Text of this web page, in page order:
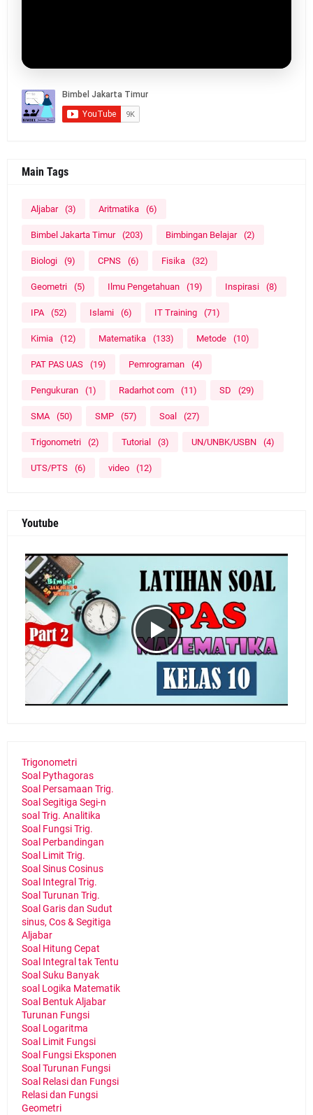
Main Tags
Aljabar (3) Aritmatika (6)
Bimbel Jakarta Timur (203) Bimbingan Belajar (2)
Biologi (9) CPNS (6) Fisika (32)
Geometri (5) Ilmu Pengetahuan (19) Inspirasi (8)
IPA (52) Islami (6) IT Training (71)
Kimia (12) Matematika (133) Metode (10)
PAT PAS UAS (19) Pemrograman (4)
Pengukuran (1) Radarhot com (11) SD (29)
SMA (50) SMP (57) Soal (27)
Trigonometri (2) Tutorial (3) UN/UNBK/USBN (4)
UTS/PTS (6) video (12)
Youtube
Trigonometri
Soal Pythagoras
Soal Persamaan Trig.
Soal Segitiga Segi-n
soal Trig. Analitika
Soal Fungsi Trig.
Soal Perbandingan
Soal Limit Trig.
Soal Sinus Cosinus
Soal Integral Trig.
Soal Turunan Trig.
Soal Garis dan Sudut
sinus, Cos & Segitiga
Aljabar
Soal Hitung Cepat
Soal Integral tak Tentu
Soal Suku Banyak
soal Logika Matematik
Soal Bentuk Aljabar
Turunan Fungsi
Soal Logaritma
Soal Limit Fungsi
Soal Fungsi Eksponen
Soal Turunan Fungsi
Soal Relasi dan Fungsi
Relasi dan Fungsi
Geometri